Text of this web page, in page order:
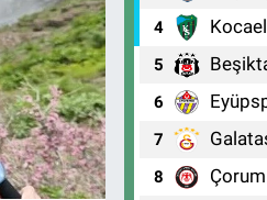
4
5
6
7
8